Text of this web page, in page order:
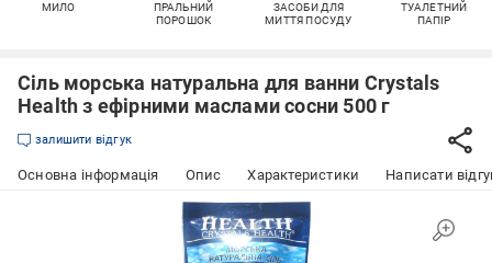
МИЛО
ПРАЛЬНИЙ
ПОРОШОК
ЗАСОБИ ДЛЯ
МИТТЯ ПОСУДУ
ТУАЛЕТНИЙ
ПАПІР
Сіль морська натуральна для ванни Crystals
Health з ефірними маслами сосни 500 г
залишити відгук
Основна інформація Опис Характеристики Написати